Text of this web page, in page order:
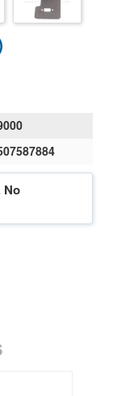
No